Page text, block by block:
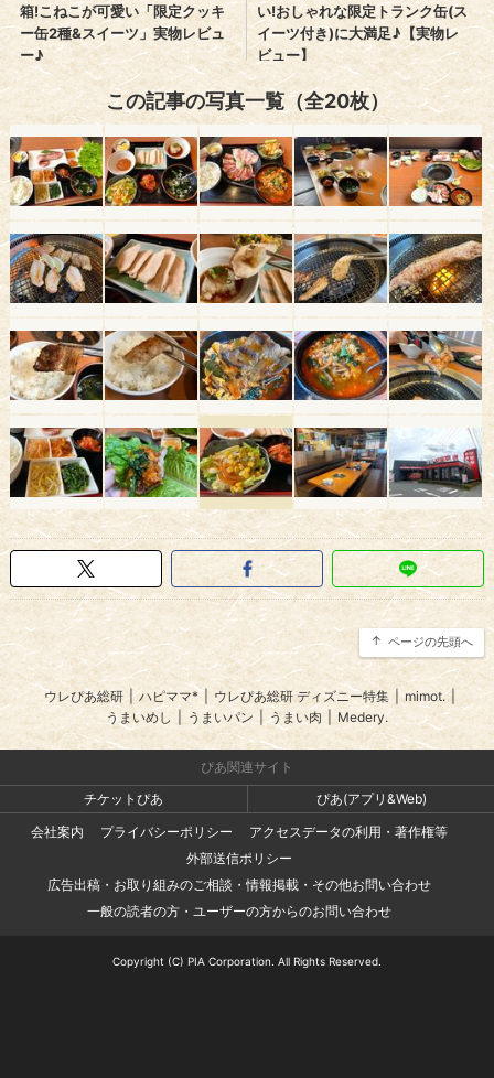
この記事の写真一覧（全20枚）
ページの先頭へ
ウレぴあ総研 | ハピママ* | ウレぴあ総研 ディズニー特集 | mimot.
うまいめし
うまいパン | うまい肉 Medery.
ぴあ関連サイト
チケットぴあ
ぴあ(アプリ&Web)
会社案内
プライバシーポリシー
アクセスデータの利用・著作権等
外部送信ポリシー
広告出稿・お取り組みのご相談・情報掲載・その他お問い合わせ
一般の読者の方・ユーザーの方からのお問い合わせ
Copyright (C) PIA Corporation. All Rights Reserved.